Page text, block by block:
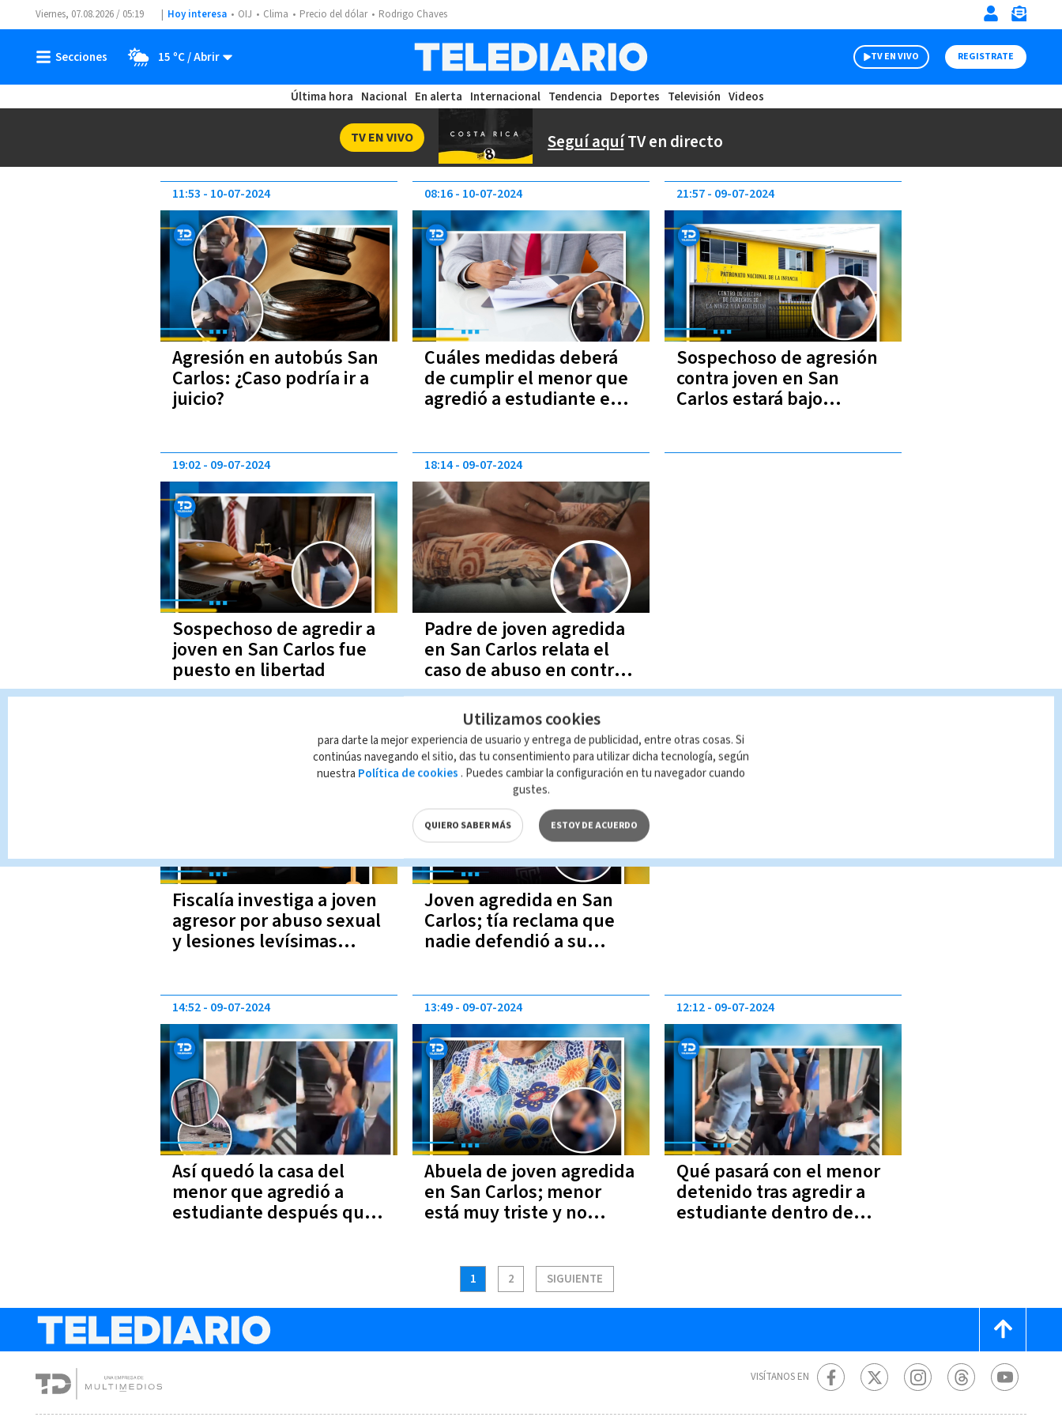
Viernes, 07.08.2026 / 05:19 Hoy interesa OIJ Clima Precio del dólar Rodrigo Chaves
15 ºC TV EN VIVO REGISTRATE
Última hora Nacional En alerta Internacional Tendencia Deportes Televisión Videos
Seguí aquíTV en directo
TV EN VIVO
Agresión en autobús San
Carlos: ¿Caso podría ir a
juicio?
11:53 10-07-2024
Cuáles medidas deberá
de cumplir el menor que
agredió a estudiante en
08:16 10-07-2024
Sospechoso de agresión
contra joven en San
Carlos estará bajo
21:57 09-07-2024
Sospechoso de agredir a
joven en San Carlos fue
puesto en libertad
19:02 09-07-2024
Padre de joven agredida
en San Carlos relata el
caso de abuso en contra
de su hija
18:14 09-07-2024
Fiscalía investiga a joven
agresor por abuso sexual
y lesiones levísimas
Joven agredida en San
Carlos; tía reclama que
nadie defendió a su
15:05 09-07-2024
Así quedó la casa del
menor que agredió a
estudiante después que
14:52 09-07-2024
Abuela de joven agredida
en San Carlos; menor
está muy triste y no
13:49 09-07-2024
Qué pasará con el menor
detenido tras agredir a
estudiante dentro de
12:12 09-07-2024
1 2 SIGUIENTE
VISÍTANOS EN
Utilizamos cookies
para darte la mejor experiencia de usuario y entrega de publicidad, entre otras cosas. Si
continúas navegando el sitio, das tu consentimiento para utilizar dicha tecnología, según
nuestra Política de cookies . Puedes cambiar la configuración en tu navegador cuando
gustes.
QUIERO SABER MÁS ESTOY DE ACUERDO